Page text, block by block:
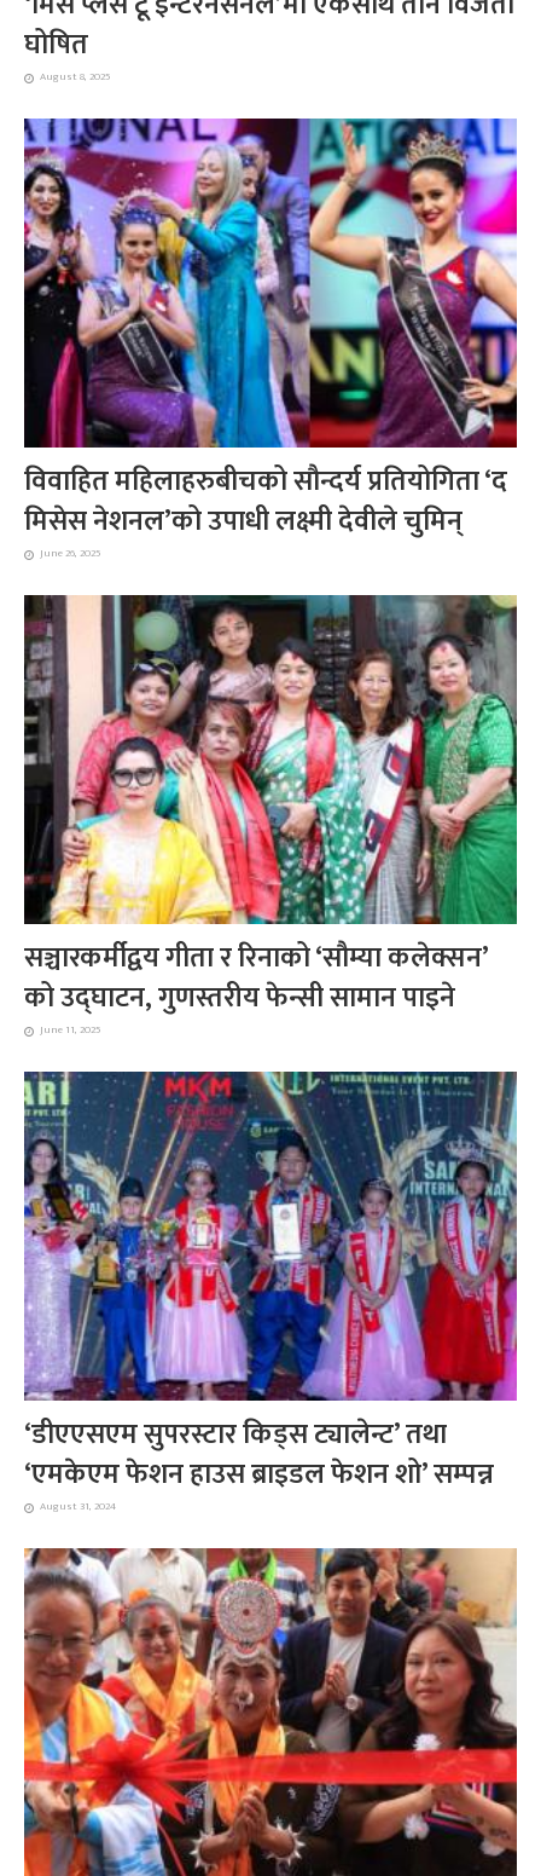
घोषित
August 8, 2025
विवाहित महिलाहरुबीचको सौन्दर्य प्रतियोगिता ‘द
मिसेस नेशनल’को उपाधी लक्ष्मी देवीले चुमिन्
June 26, 2025
सञ्चारकर्मीद्वय गीता र रिनाको ‘सौम्या कलेक्सन’
को उद्घाटन, गुणस्तरीय फेन्सी सामान पाइने
June 11, 2025
‘डीएएसएम सुपरस्टार किड्स ट्यालेन्ट’ तथा
‘एमकेएम फेशन हाउस ब्राइडल फेशन शो’ सम्पन्न
August 31, 2024